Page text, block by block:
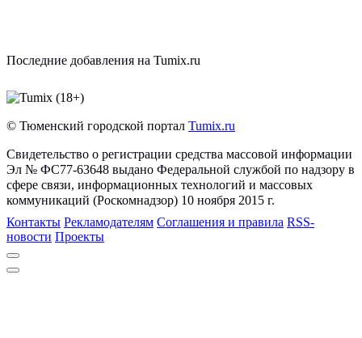
Последние добавления на Tumix.ru
© Тюменский городской портал Tumix.ru
Свидетельство о регистрации средства массовой информации
Эл № ФС77-63648 выдано Федеральной службой по надзору в
сфере связи, информационных технологий и массовых
коммуникаций (Роскомнадзор) 10 ноября 2015 г.
Контакты Рекламодателям Соглашения и правила RSS-
новости Проекты